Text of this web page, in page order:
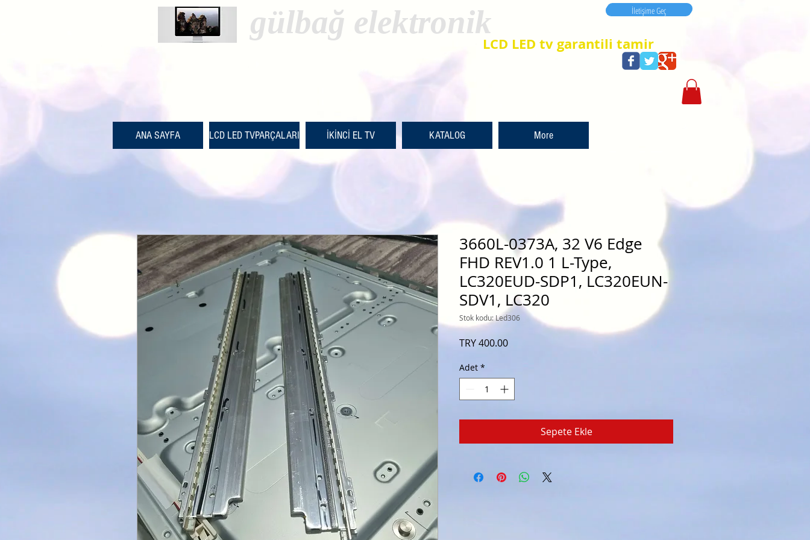
LCD LED tv garantili tamir
gülbağ elektronik İletişime Geç
İletişime Geç
ANA SAYFA LCD LED TVPARÇALARI İKİNCİ EL TV KATALOG More
3660L-0373A, 32 V6 Edge
FHD REV1.0 1 L-Type,
LC320EUD-SDP1, LC320EUN-
SDV1, LC320
Stok kodu: Led306
TRY 400.00Fiyat
Adet *
Sepete Ekle